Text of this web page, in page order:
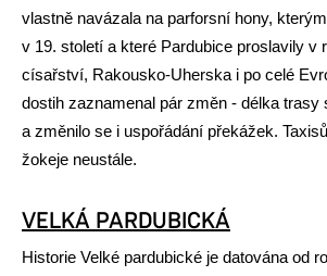
vlastně navázala na parforsní hony,
v 19. století a které Pardubice proslavily v
císařství, Rakousko-Uherska i po celé
dostih zaznamenal pár změn - délka trasy
a změnilo se i uspořádání překážek.
žokeje neustále.
VELKÁ PARDUBICKÁ
Historie Velké pardubické je datována od